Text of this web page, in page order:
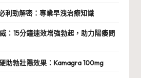
利勁解密：專業早洩治療知識
：15分鐘速效增強勃起，助力陽痿問
助勃壯陽效果：Kamagra 100mg